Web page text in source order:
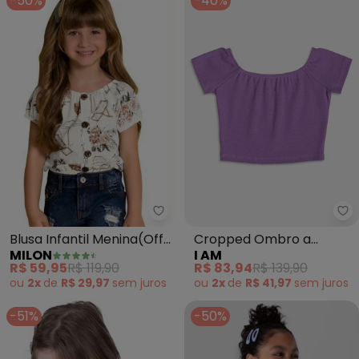
Milon - Blusa Infantil
Blusa Infantil Menina(Off
White)
MILON
R$ 59,95R$ 119,90
ou 2x de R$ 29,97 sem juros
I
Cropped Ombro a
Ombro (Roxo)
I AM
R$ 83,94R$ 139,90
ou 2x de R$ 41,97 sem juros
-51% -50%